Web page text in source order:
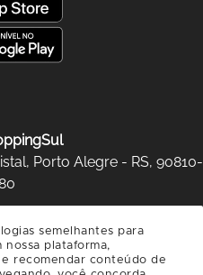
Porto Alegre - RS, 90810-
CHEGAR
semelhantes para
plataforma,
recomendar conteúdo de